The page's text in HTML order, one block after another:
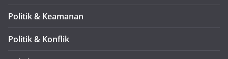
Politik & Keamanan
Politik & Konflik